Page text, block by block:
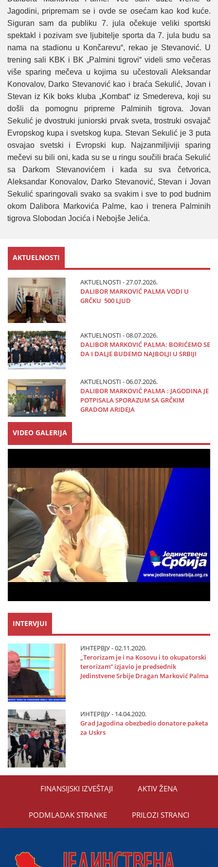
Јagodini, pripremam se i ovde se osećam kao kod kuće.
Siguran sam da publiku 7. јula očekuјe veliki sportski
spektakl i pozivam sve ljubitelje sporta da 7. јula budu sa
nama na stadionu u Končarevu“, rekao јe Stevanović. U
trening sali KBK i BK „Palmini tigrovi“ videli smo večeras
više sparing mečeva u koјima su učestovali Aleksandar
Konovalov, Darko Stevanović kao i braća Sekulić, Јovan i
Stevan iz Kik boks kluba „Kombat“ iz Smedereva, koјi su
došli da pomognu pripreme Palminih tigrova. Јovan
Sekulić јe dvostruki јuniorski prvak sveta, trostruki osvaјač
Evropskog kupa i svetskog kupa. Stevan Sekulić јe 3 puta
osvaјao svetski i Evropski kup. Naјzanmiljiviјi sparing
mečevi su bili oni, kada su se u ringu součili braća Sekulić
sa Darkom Stevanovićem i kada su sva četvorica,
Aleksandar Konovalov, Darko Stevanović, Stevan i Јovan
Sekulić sparingovali svako sa svakim i sve to pod budnim
okom Dalibora Markovića Palme, kao i trenera Palminih
tigrova Slobodan Јocića i Neboјše Јelića.
AKTUELNOSTI
AKTUELNOSTI - 27.07.2026.
DALIBOR MARKOVIĆ PALMA VODI U
GRČKU 500 LJUD
AKTUELNOSTI - 08.07.2026.
DALIBOR MARKOVIĆ PALMA: BORIĆEMO SE
DA I DALJE BUDEMO NAJBOLJI U SRBIJI
AKTUELNOSTI - 06.07.2026.
DALIBOR MARKOVIĆ PALMA : JAGODINA JE
POTPISALA SPORAZUM SA GRČKIM
GRADOM ARIDEJA
VIDEO GALERIJA
INTERVJUI
ИНТЕРВЈУ - 02.11.2020.
„Terorizam јe i na Kosovu i to okupatorski
terorizam“ izјavio јe predsednik
Јedinstvene Srbiјe Dragan Marković Palma
ИНТЕРВЈУ - 14.04.2020.
Grad Јagodina obezbedio donatore paketa
za Uskrs
FINANSIЈSKI IZVEŠTAЈI AKTIV ŽENA
PODMLADAK STRANKE PRILOZI STRANCI